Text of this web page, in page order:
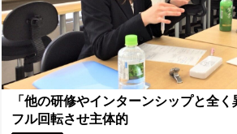
「他の研修やインターンシップと全
フル回転させ主体的